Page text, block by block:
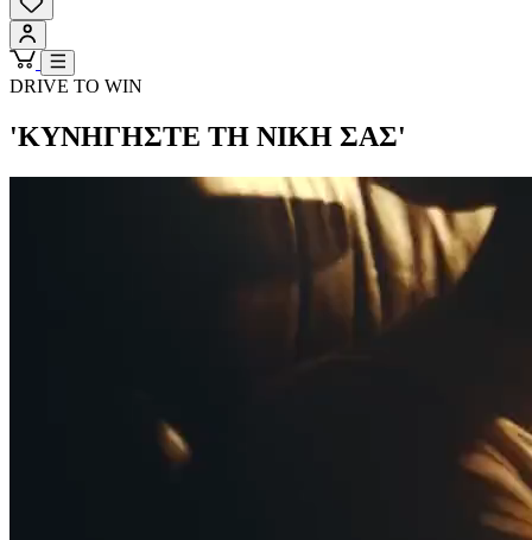
DRIVE TO WIN
'ΚΥΝΗΓΗΣΤΕ ΤΗ ΝΙΚΗ ΣΑΣ'